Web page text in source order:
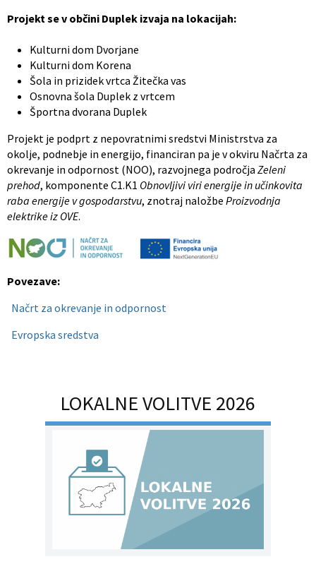
Projekt se v občini Duplek izvaja na lokacijah:
Kulturni dom Dvorjane
Kulturni dom Korena
Šola in prizidek vrtca Žitečka vas
Osnovna šola Duplek z vrtcem
Športna dvorana Duplek
Projekt je podprt z nepovratnimi sredstvi Ministrstva za
okolje, podnebje in energijo, financiran pa je v okviru Načrta za
okrevanje in odpornost (NOO), razvojnega področja Zeleni
prehod, komponente C1.K1 Obnovljivi viri energije in učinkovita
raba energije v gospodarstvu, znotraj naložbe Proizvodnja
elektrike iz OVE.
Povezave:
Načrt za okrevanje in odpornost
Evropska sredstva
LOKALNE VOLITVE 2026